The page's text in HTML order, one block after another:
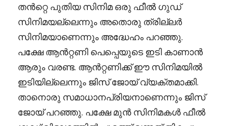
തൻറ്റെ പുതിയ സിനിമ ഒരു ഫീൽ ഗുഡ്
സിനിമയല്ലെന്നും അതൊരു ത്രില്ലർ
സിനിമയാണെന്നും അദ്ധേഹം പറഞ്ഞു.
പക്ഷേ ആൻറ്റണി പെപ്പെയുടെ ഇടി കാണാൻ
ആരും വരണ്ട. ആൻറ്റണിക്ക് ഈ സിനിമയിൽ
ഇടിയില്ലെന്നും ജിസ് ജോയ് വ്യക്തമാക്കി.
താനൊരു സമാധാനപ്രിയനാണെന്നും ജിസ്
ജോയ് പറഞ്ഞു. പക്ഷേ മുൻ സിനിമകൾ ഫീൽ